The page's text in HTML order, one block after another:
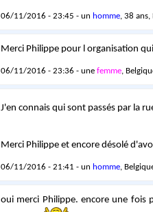
06/11/2016 - 23:45 - un homme, 38 ans,
Merci Philippe pour l organisation
06/11/2016 - 23:36 - une femme,
J'en connais qui sont passés par la
Merci Philippe et encore désolé
06/11/2016 - 21:41 - un homme,
oui merci Philippe. encore une fois